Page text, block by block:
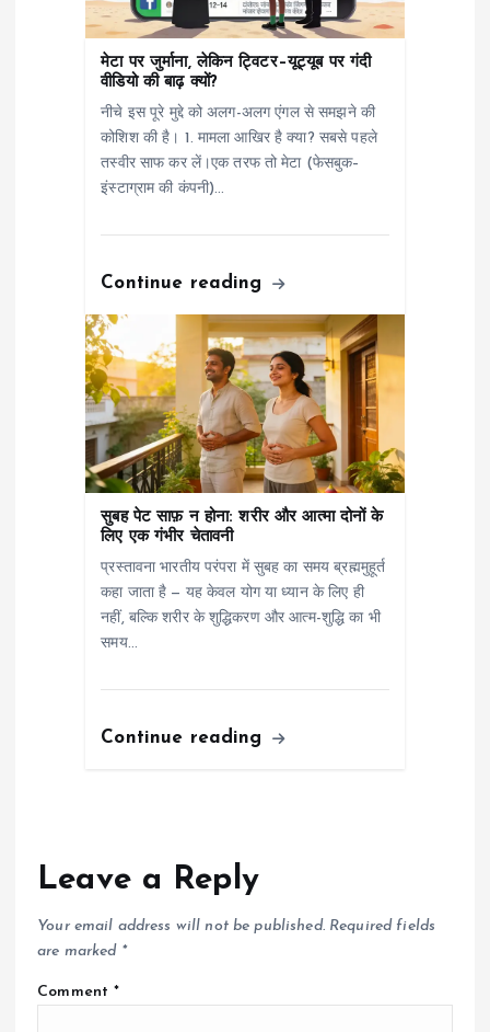
मेटा पर जुर्माना, लेकिन ट्विटर–यूट्यूब पर गंदी
वीडियो की बाढ़ क्यों?
नीचे इस पूरे मुद्दे को अलग-अलग एंगल से समझने की
कोशिश की है। 1. मामला आखिर है क्या? सबसे पहले
तस्वीर साफ कर लें।एक तरफ तो मेटा (फेसबुक–
इंस्टाग्राम की कंपनी)…
Continue reading
सुबह पेट साफ़ न होना: शरीर और आत्मा दोनों के
लिए एक गंभीर चेतावनी
प्रस्तावना भारतीय परंपरा में सुबह का समय ब्रह्ममुहूर्त
कहा जाता है — यह केवल योग या ध्यान के लिए ही
नहीं, बल्कि शरीर के शुद्धिकरण और आत्म-शुद्धि का भी
समय…
Continue reading
Leave a Reply
Your email address will not be published. Required fields
are marked *
Comment*